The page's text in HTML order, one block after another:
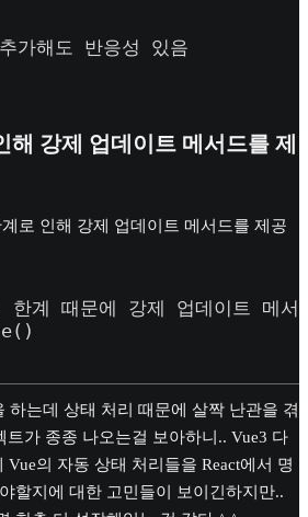
해도 반응성 있음
해 강제 업데이트 메서드를 제
로 인해 강제 업데이트 메서드를 제공
계 때문에 강제 업데이트 메서
하는데 상태 처리 때문에 살짝 난관을 겪
트가 종종 나오는걸 보아하니.. Vue3 다
Vue의 자동 상태 처리들을 React에서 명
할지에 대한 고민들이 보이긴하지만..